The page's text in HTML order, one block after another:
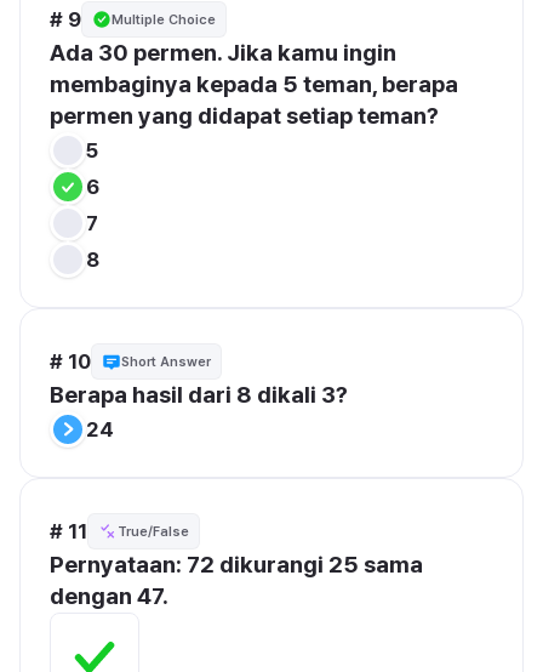
# 9 Multiple Choice
Ada 30 permen. Jika kamu ingin
membaginya kepada 5 teman, berapa
permen yang didapat setiap teman?
5
6
7
8
# 10 Short Answer
Berapa hasil dari 8 dikali 3?
24
# 11 True/False
Pernyataan: 72 dikurangi 25 sama
dengan 47.